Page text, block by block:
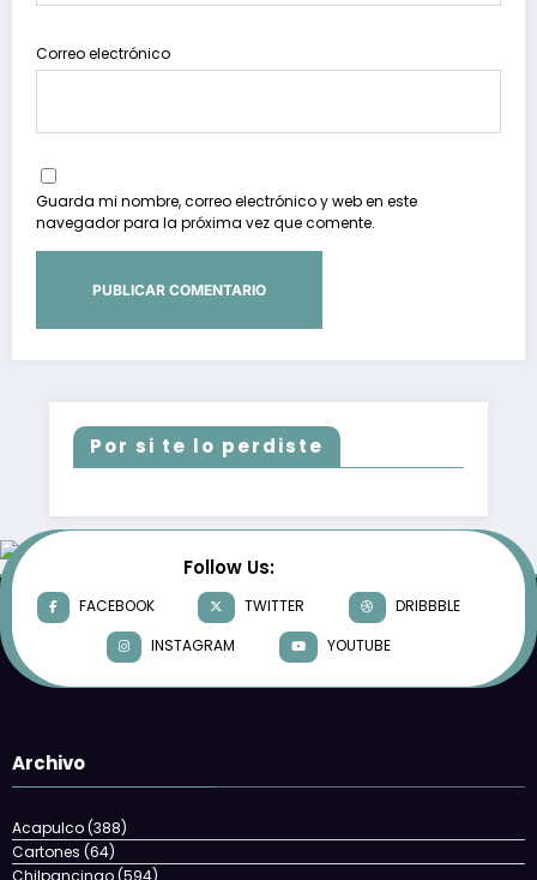
Correo electrónico
Guarda mi nombre, correo electrónico y web en este
navegador para la próxima vez que comente.
Por si te lo perdiste
Follow Us:
FACEBOOK TWITTER
DRIBBBLE
INSTAGRAM
YOUTUBE
Archivo
Acapulco(388)
Cartones (64)
Chilpancingo(594)